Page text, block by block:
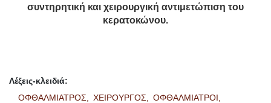
συντηρητική και χειρουργική αντιμετώπιση του
κερατοκώνου.
Λέξεις-κλειδιά:
ΟΦΘΑΛΜΙΑΤΡΟΣ,
ΧΕΙΡΟΥΡΓΟΣ,
ΟΦΘΑΛΜΙΑΤΡΟΙ,